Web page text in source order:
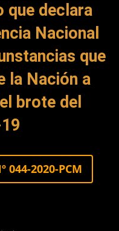
que declara
Nacional
que
la Nación a
brote del
044-2020-PCM